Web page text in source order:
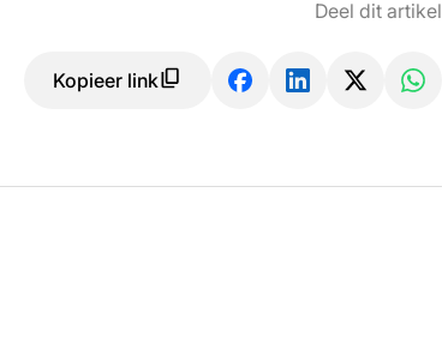
Deel dit artikel
Kopieer link